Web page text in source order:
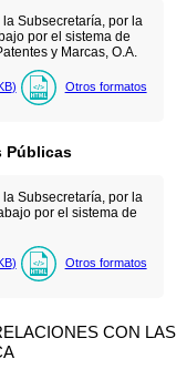
Subsecretaría, por la
por el sistema de
y Marcas, O.A.
KB) Otros formatos
Públicas
Subsecretaría, por la
por el sistema de
) Otros formatos
CON LAS